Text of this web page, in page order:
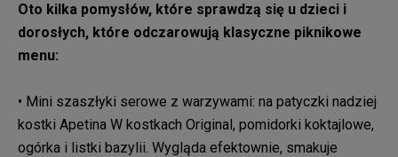
Oto kilka pomysłów, które sprawdzą się u dzieci i
dorosłych, które odczarowują klasyczne piknikowe
menu:
• Mini szaszłyki serowe z warzywami: na patyczki nadziej
kostki Apetina W kostkach Original, pomidorki koktajlowe,
ogórka i listki bazylii. Wygląda efektownie, smakuje